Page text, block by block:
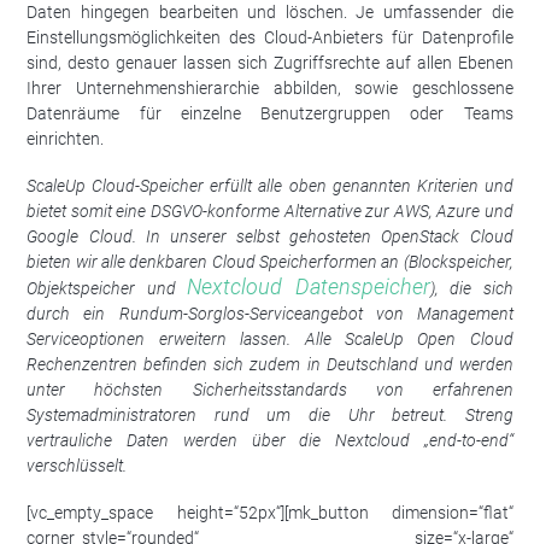
Daten hingegen bearbeiten und löschen. Je umfassender die
Einstellungsmöglichkeiten des Cloud-Anbieters für Datenprofile
sind, desto genauer lassen sich Zugriffsrechte auf allen Ebenen
Ihrer Unternehmenshierarchie abbilden, sowie geschlossene
Datenräume für einzelne Benutzergruppen oder Teams
einrichten.
ScaleUp Cloud-Speicher erfüllt alle oben genannten Kriterien und
bietet somit eine DSGVO-konforme Alternative zur AWS, Azure und
Google Cloud. In unserer selbst gehosteten OpenStack Cloud
bieten wir alle denkbaren Cloud Speicherformen an (Blockspeicher,
Objektspeicher und Nextcloud Datenspeicher), die sich
durch ein Rundum-Sorglos-Serviceangebot von Management
Serviceoptionen erweitern lassen.
AlleScaleUp Open Cloud
Rechenzentren befinden sich zudem in Deutschland und werden
unter höchsten Sicherheitsstandards von erfahrenen
Systemadministratoren rund um die Uhr betreut. Streng
vertrauliche Daten werden über die Nextcloud „end-to-end“
verschlüsselt.
[vc_empty_space height=“52px“][mk_button dimension=“flat“
corner_style=“rounded“ size=“x-large“